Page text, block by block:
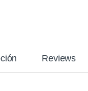
Reviews